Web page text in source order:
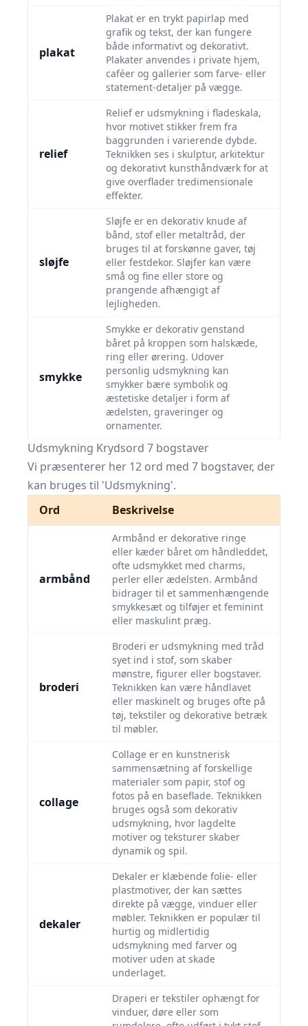
plakat
Plakat er en trykt papirlap med
grafik og tekst, der kan fungere
både informativt og dekorativt.
Plakater anvendes i private hjem,
caféer og gallerier som farve- eller
statement-detaljer på vægge.
relief
Relief er udsmykning i fladeskala,
hvor motivet stikker frem fra
baggrunden i varierende dybde.
Teknikken ses i skulptur, arkitektur
og dekorativt kunsthåndværk for at
give overflader tredimensionale
effekter.
sløjfe
Sløjfe er en dekorativ knude af
bånd, stof eller metaltråd, der
bruges til at forskønne gaver, tøj
eller festdekor. Sløjfer kan være
små og fine eller store og
prangende afhængigt af
lejligheden.
smykke
Smykke er dekorativ genstand
båret på kroppen som halskæde,
ring eller ørering. Udover
personlig udsmykning kan
smykker bære symbolik og
æstetiske detaljer i form af
ædelsten, graveringer og
ornamenter.
Udsmykning Krydsord 7 bogstaver
Vi præsenterer her 12 ord med 7 bogstaver, der
kan bruges til 'Udsmykning'.
Ord
Beskrivelse
armbånd
Armbånd er dekorative ringe
eller kæder båret om håndleddet,
ofte udsmykket med charms,
perler eller ædelsten. Armbånd
bidrager til et sammenhængende
smykkesæt og tilføjer et feminint
eller maskulint præg.
broderi
Broderi er udsmykning med tråd
syet ind i stof, som skaber
mønstre, figurer eller bogstaver.
Teknikken kan være håndlavet
eller maskinelt og bruges ofte på
tøj, tekstiler og dekorative betræk
til møbler.
collage
Collage er en kunstnerisk
sammensætning af forskellige
materialer som papir, stof og
fotos på en baseflade. Teknikken
bruges også som dekorativ
udsmykning, hvor lagdelte
motiver og teksturer skaber
dynamik og spil.
dekaler
Dekaler er klæbende folie- eller
plastmotiver, der kan sættes
direkte på vægge, vinduer eller
møbler. Teknikken er populær til
hurtig og midlertidig
udsmykning med farver og
motiver uden at skade
underlaget.
Draperi er tekstiler ophængt for
vinduer, døre eller som